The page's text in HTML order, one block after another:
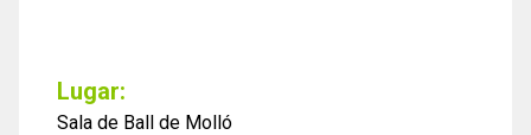
Lugar:
Sala de Ball de Molló